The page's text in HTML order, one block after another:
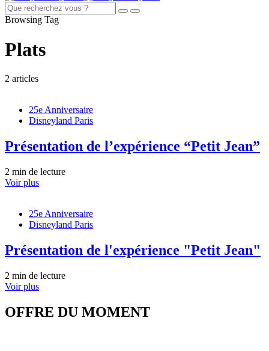
Browsing Tag
Plats
2 articles
25e Anniversaire
Disneyland Paris
Présentation de l’expérience “Petit Jean”
2 min de lecture
Voir plus
25e Anniversaire
Disneyland Paris
Présentation de l'expérience "Petit Jean"
2 min de lecture
Voir plus
OFFRE DU MOMENT